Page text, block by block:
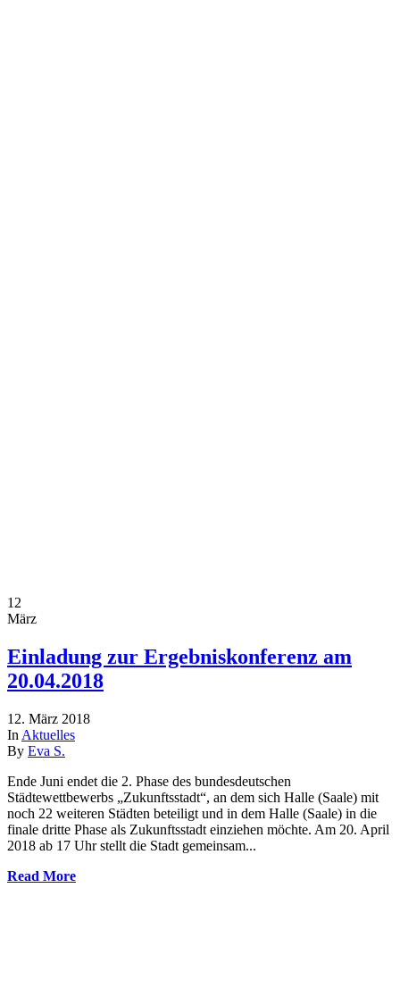
12
März
Einladung zur Ergebniskonferenz am
20.04.2018
12. März 2018
In Aktuelles
By Eva S.
Ende Juni endet die 2. Phase des bundesdeutschen
Städtewettbewerbs „Zukunftsstadt“, an dem sich Halle (Saale) mit
noch 22 weiteren Städten beteiligt und in dem Halle (Saale) in die
finale dritte Phase als Zukunftsstadt einziehen möchte. Am 20. April
2018 ab 17 Uhr stellt die Stadt gemeinsam...
Read More